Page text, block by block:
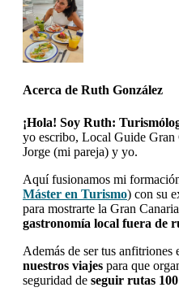
Acerca de Ruth González
¡Hola! Soy Ruth:
yo escribo, Local Guide Gran
Jorge (mi pareja) y yo.
Aquí fusionamos mi
Máster en Turismo) con su
para mostrarte la Gran
gastronomía local fuera de
Además de ser tus anfitriones
nuestros viajes para que
seguridad de seguir rutas